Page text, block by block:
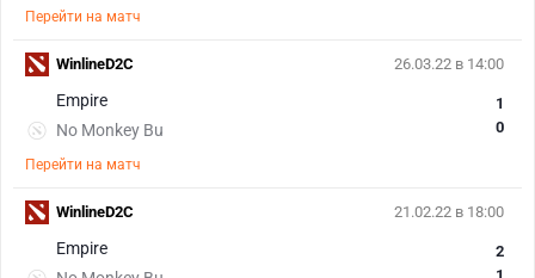
Перейти на матч
26.03.22 в 14:00
Empire
No Monkey Bu
1
0
Перейти на матч
WinlineD2С
21.02.22 в 18:00
Empire
2
1
WinlineD2С